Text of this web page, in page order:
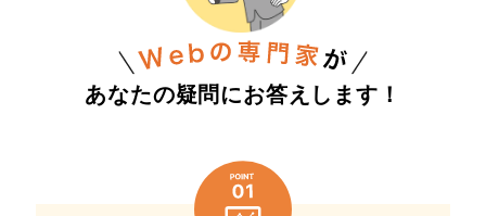
あなたの疑問にお答えします！